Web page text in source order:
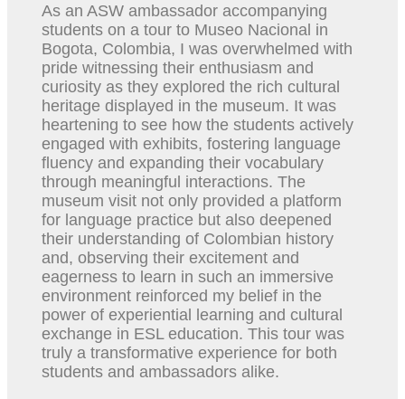
As an ASW ambassador accompanying
students on a tour to Museo Nacional in
Bogota, Colombia, I was overwhelmed with
pride witnessing their enthusiasm and
curiosity as they explored the rich cultural
heritage displayed in the museum. It was
heartening to see how the students actively
engaged with exhibits, fostering language
fluency and expanding their vocabulary
through meaningful interactions. The
museum visit not only provided a platform
for language practice but also deepened
their understanding of Colombian history
and, observing their excitement and
eagerness to learn in such an immersive
environment reinforced my belief in the
power of experiential learning and cultural
exchange in ESL education. This tour was
truly a transformative experience for both
students and ambassadors alike.